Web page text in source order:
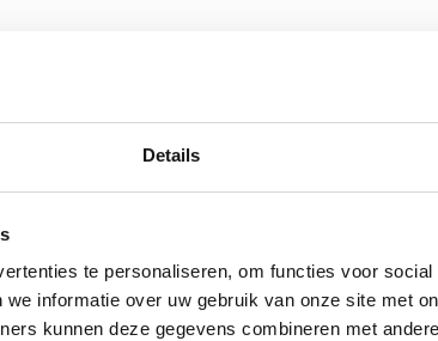
Details
te personaliseren, om functies voor
informatie over uw gebruik van onze site met
kunnen deze gegevens combineren met